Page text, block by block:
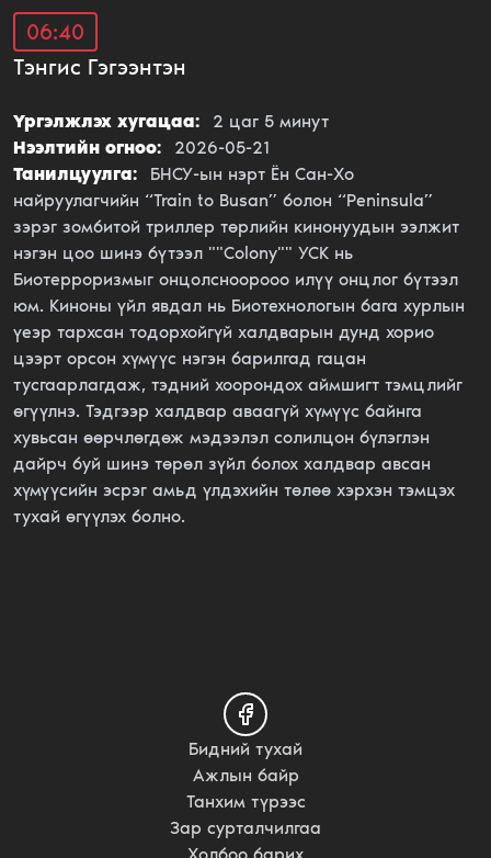
06:40
Тэнгис Гэгээнтэн
Үргэлжлэх хугацаа: 2 цаг 5 минут
Нээлтийн огноо:
2026-05-21
Танилцуулга:
БНСУ-ын нэрт Ён Сан-Хо
найруулагчийн “Train to Busan” болон “Peninsula”
зэрэг зомбитой триллер төрлийн кинонуудын ээлжит
нэгэн цоо шинэ бүтээл ""Colony"" УСК нь
Биотерроризмыг онцолсноорооо илүү онцлог бүтээл
юм. Киноны үйл явдал нь Биотехнологын бага хурлын
үеэр тархсан тодорхойгүй халдварын дунд хорио
цээрт орсон хүмүүс нэгэн барилгад гацан
тусгаарлагдаж, тэдний хоорондох аймшигт тэмцлийг
өгүүлнэ. Тэдгээр халдвар аваагүй хүмүүс байнга
хувьсан өөрчлөгдөж мэдээлэл солилцон бүлэглэн
дайрч буй шинэ төрөл зүйл болох халдвар авсан
хүмүүсийн эсрэг амьд үлдэхийн төлөө хэрхэн тэмцэх
тухай өгүүлэх болно.
Бидний тухай
Ажлын байр
Танхим түрээс
Зар сурталчилгаа